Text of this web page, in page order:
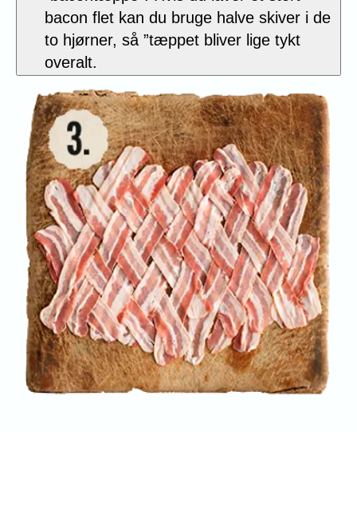
bacon flet kan du bruge halve skiver i de
to hjørner, så ”tæppet bliver lige tykt
overalt.